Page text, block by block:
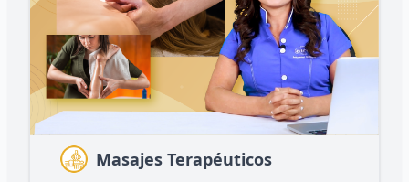
Masajes Terapéuticos